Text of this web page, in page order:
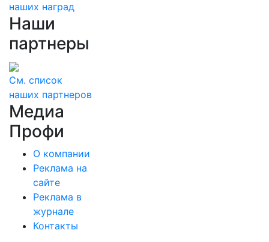
наших наград
Наши
партнеры
См. список
наших партнеров
Медиа
Профи
О компании
Реклама на
сайте
Реклама в
журнале
Контакты